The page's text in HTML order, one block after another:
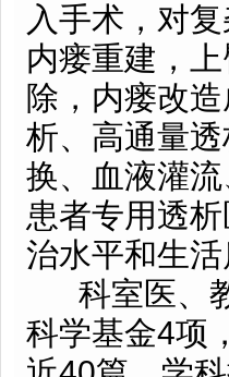
入手术，对
内瘘重建，
除，内瘘改
析、高通量
换、血液灌
患者专用透
治水平和生活
科室医、
科学基金4项